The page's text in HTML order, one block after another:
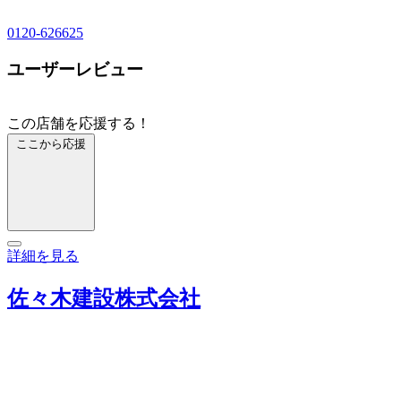
0120-626625
ユーザーレビュー
この店舗を応援する！
ここから応援
詳細を見る
佐々木建設株式会社